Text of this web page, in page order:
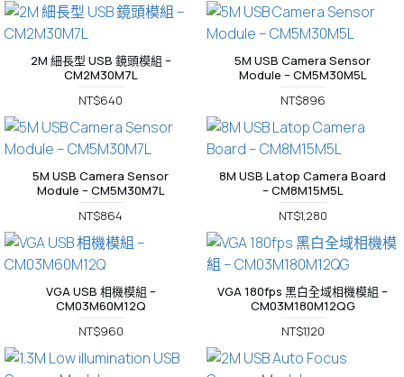
2M 細長型 USB 鏡頭模組 –
CM2M30M7L
NT$640
5M USB Camera Sensor
Module – CM5M30M5L
NT$896
5M USB Camera Sensor
Module – CM5M30M7L
NT$864
8M USB Latop Camera Board
– CM8M15M5L
NT$1,280
VGA USB 相機模組 –
CM03M60M12Q
NT$960
VGA 180fps 黑白全域相機模組 –
CM03M180M12QG
NT$1,120